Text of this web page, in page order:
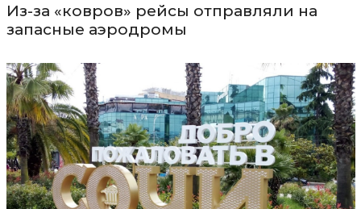
Из-за «ковров» рейсы отправляли на
запасные аэродромы